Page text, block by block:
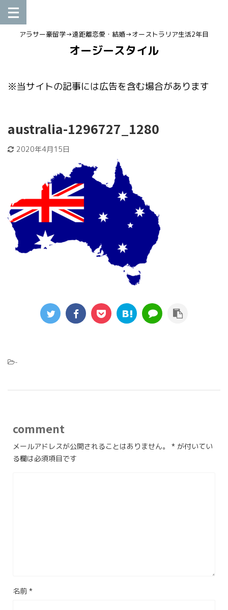
アラサー豪留学→遠距離恋愛・結婚→オーストラリア生活2年目
オージースタイル
※当サイトの記事には広告を含む場合があります
australia-1296727_1280
2020年4月15日
-
comment
メールアドレスが公開されることはありません。 * が付いてい
る欄は必須項目です
名前 *